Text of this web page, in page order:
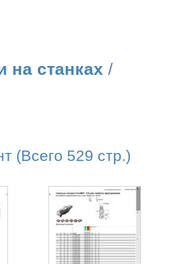
на станках /
(Всего 529 стр.)